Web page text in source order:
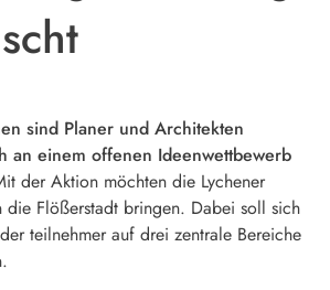
sind Planer und Architekten
an einem offenen Ideenwettbewerb
der Aktion möchten die Lychener
Flößerstadt bringen. Dabei soll sich
teilnehmer auf drei zentrale Bereiche